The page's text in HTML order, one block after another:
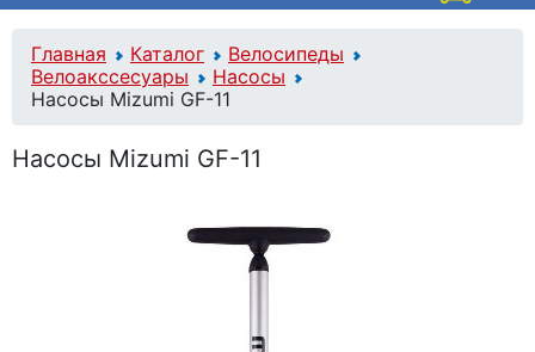
Главная Каталог
Велосипеды
Велоакссесуары
Насосы
Насосы Mizumi GF-11
Насосы Mizumi GF-11